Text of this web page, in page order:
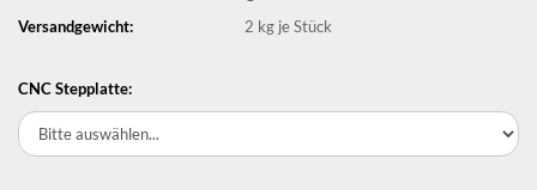
Versandgewicht:
2 kg je Stück
CNC Stepplatte: